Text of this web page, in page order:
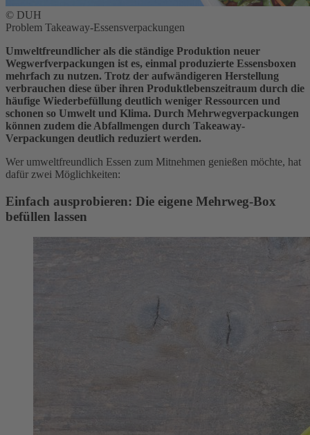
© DUH
Problem Takeaway-Essensverpackungen
Umweltfreundlicher als die ständige Produktion neuer
Wegwerfverpackungen ist es, einmal produzierte Essensboxen
mehrfach zu nutzen. Trotz der aufwändigeren Herstellung
verbrauchen diese über ihren Produktlebenszeitraum durch die
häufige Wiederbefüllung deutlich weniger Ressourcen und
schonen so Umwelt und Klima. Durch Mehrwegverpackungen
können zudem die Abfallmengen durch Takeaway-
Verpackungen deutlich reduziert werden.
Wer umweltfreundlich Essen zum Mitnehmen genießen möchte, hat
dafür zwei Möglichkeiten:
Einfach ausprobieren: Die eigene Mehrweg-Box
befüllen lassen